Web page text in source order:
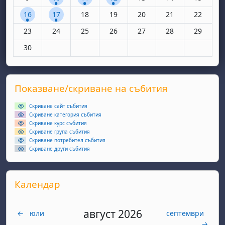
1 събитие, понеделник, 16 юни
16 1 събитие, вторник, 17 юни
17 Няма събития, сряда, 18 юни
18 Няма събития, четвъртък, 19 юни
19 Няма събития, петък, 20
20 Няма събития,
21 Няма
22
Няма събития, понеделник, 23 юни
23 Няма събития, вторник, 24 юни
24 Няма събития, сряда, 25 юни
25 Няма събития, четвъртък, 26 юни
26 Няма събития, петък, 27
27 Няма събития,
28 Няма
29
Няма събития, понеделник, 30 юни
30
Supplementary blocks
Прескочи Показване/скриване на събития
Показване/скриване на събития
Скриване сайт събития
Скриване категория събития
Скриване курс събития
Скриване група събития
Скриване потребител събития
Скриване други събития
Прескочи Календар
Календар
← юли август 2026
септември